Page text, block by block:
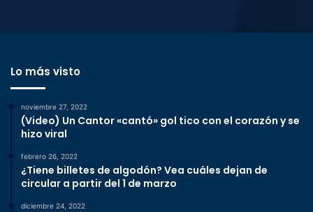
Lo más visto
noviembre 27, 2022
(Video) Un Cantor «cantó» gol tico con el corazón y se
hizo viral
febrero 26, 2022
¿Tiene billetes de algodón? Vea cuáles dejan de
circular a partir del 1 de marzo
diciembre 24, 2022